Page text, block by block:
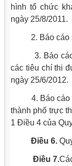
hình tổ chức
ngày 25/8/2011.
2. Báo cáo sơ
3. Báo cáo
các tiêu chí thi
ngày 25/6/2012.
4. Báo cáo về
thành phố trực
1 Điều 4 của
Điều 6.
Điều 7.